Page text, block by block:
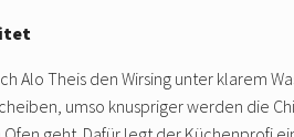
Theis den Wirsing unter klarem
umso knuspriger werden die